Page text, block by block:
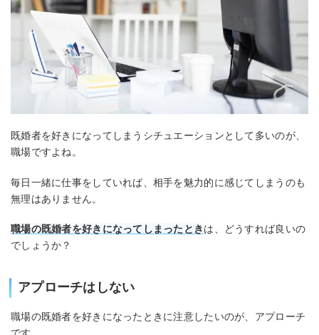
既婚者を好きになってしまうシチュエーションとして多いのが、
職場ですよね。
毎日一緒に仕事をしていれば、相手を魅力的に感じてしまうのも
無理はありません。
職場の既婚者を好きになってしまったときは、どうすれば良いの
でしょうか？
アプローチはしない
職場の既婚者を好きになったときに注意したいのが、アプローチ